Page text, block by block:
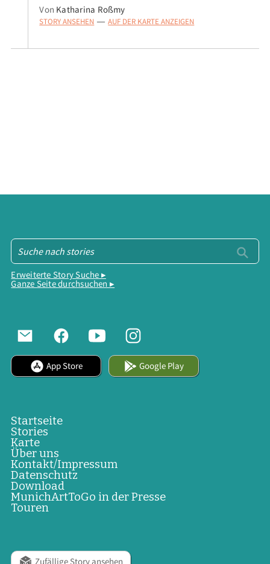
Von Katharina Roßmy
STORY ANSEHEN — AUF DER KARTE ANZEIGEN
Erweiterte Story Suche ▸
Ganze Seite durchsuchen ▸
App Store Google Play
Startseite
Stories
Karte
Über uns
Kontakt/Impressum
Datenschutz
Download
MunichArtToGo in der Presse
Touren
Zufällige Story ansehen